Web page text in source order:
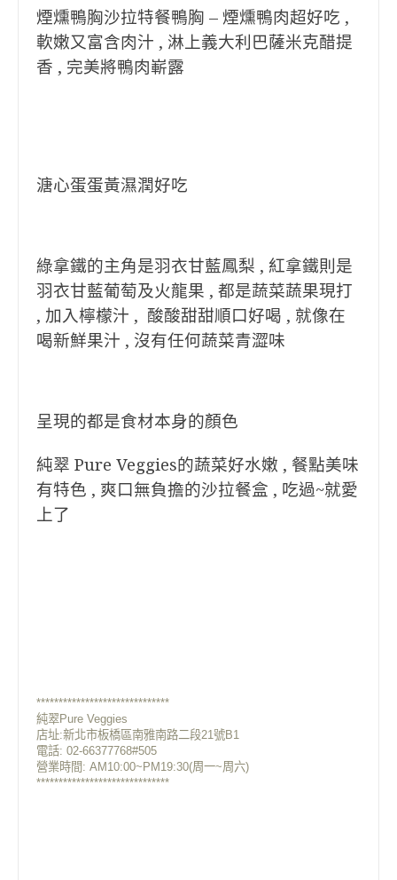
煙燻鴨胸沙拉特餐鴨胸 – 煙燻鴨肉超好吃 ,
軟嫩又富含肉汁 , 淋上義大利巴薩米克醋提
香 , 完美將鴨肉嶄露
溏心蛋蛋黃濕潤好吃
綠拿鐵的主角是羽衣甘藍鳳梨 , 紅拿鐵則是
羽衣甘藍葡萄及火龍果 , 都是蔬菜蔬果現打
, 加入檸檬汁 , 酸酸甜甜順口好喝 , 就像在
喝新鮮果汁 , 沒有任何蔬菜青澀味
呈現的都是食材本身的顏色
純翠 Pure Veggies的蔬菜好水嫩 , 餐點美味
有特色 , 爽口無負擔的沙拉餐盒 , 吃過~就愛
上了
******************************
純翠Pure Veggies
店址:新北市板橋區南雅南路二段21號B1
電話: 02-66377768#505
營業時間: AM10:00~PM19:30(周一~周六)
******************************